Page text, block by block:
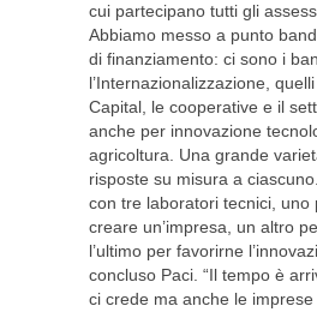
cui partecipano tutti gli
Abbiamo messo a punto
di finanziamento: ci sono i
l’Internazionalizzazione,
Capital, le cooperative e il
anche per innovazione
agricoltura. Una grande
risposte su misura a
con tre laboratori tecnici, uno
creare un’impresa, un altro
l’ultimo per favorirne
concluso Paci. “Il tempo è
ci crede ma anche le